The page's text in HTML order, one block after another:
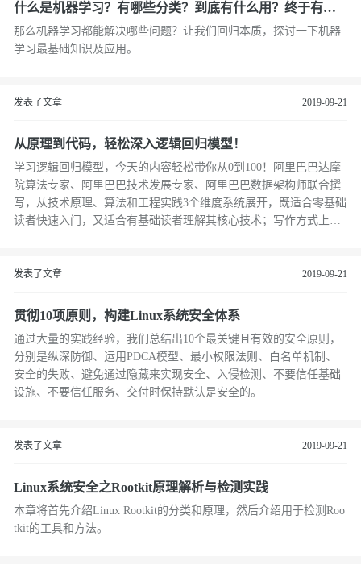
什么是机器学习？有哪些分类？到底有什么用？终于有人
讲明白了
那么机器学习都能解决哪些问题？让我们回归本质，探讨一下机器
学习最基础知识及应用。
发表了文章 2019-09-21
从原理到代码，轻松深入逻辑回归模型！
学习逻辑回归模型，今天的内容轻松带你从0到100！阿里巴巴达摩
院算法专家、阿里巴巴技术发展专家、阿里巴巴数据架构师联合撰
写，从技术原理、算法和工程实践3个维度系统展开，既适合零基础
读者快速入门，又适合有基础读者理解其核心技术；写作方式上避
发表了文章 2019-09-21
贯彻10项原则，构建Linux系统安全体系
通过大量的实践经验，我们总结出10个最关键且有效的安全原则，
分别是纵深防御、运用PDCA模型、最小权限法则、白名单机制、
安全的失败、避免通过隐藏来实现安全、入侵检测、不要信任基础
设施、不要信任服务、交付时保持默认是安全的。
发表了文章 2019-09-21
Linux系统安全之Rootkit原理解析与检测实践
本章将首先介绍Linux Rootkit的分类和原理，然后介绍用于检测Roo
tkit的工具和方法。